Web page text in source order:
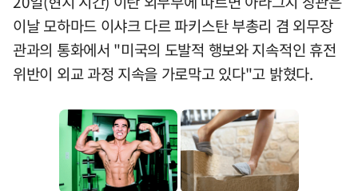
이날 모하마드 이샤크 다르 파키스탄 부총리 겸 외무장
관과의 통화에서 "미국의 도발적 행보와 지속적인 휴전
위반이 외교 과정 지속을 가로막고 있다"고 밝혔다.